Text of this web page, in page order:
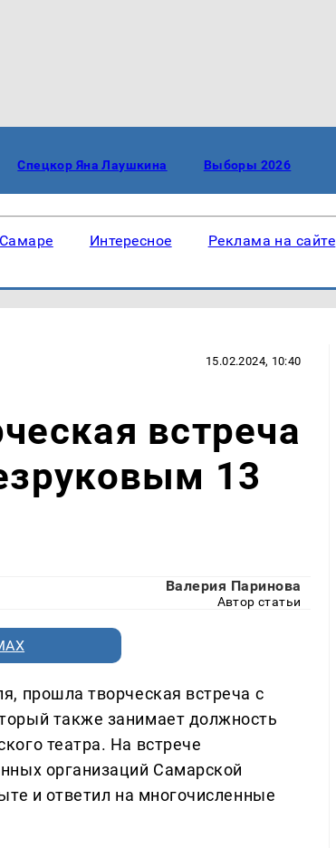
Спецкор Яна Лаушкина Выборы 2026
Интересное Реклама на сайте
15.02.2024, 10:40
встреча
13
Валерия Паринова
Автор статьи
прошла творческая встреча с
также занимает должность
театра. На встрече
организаций Самарской
и ответил на многочисленные